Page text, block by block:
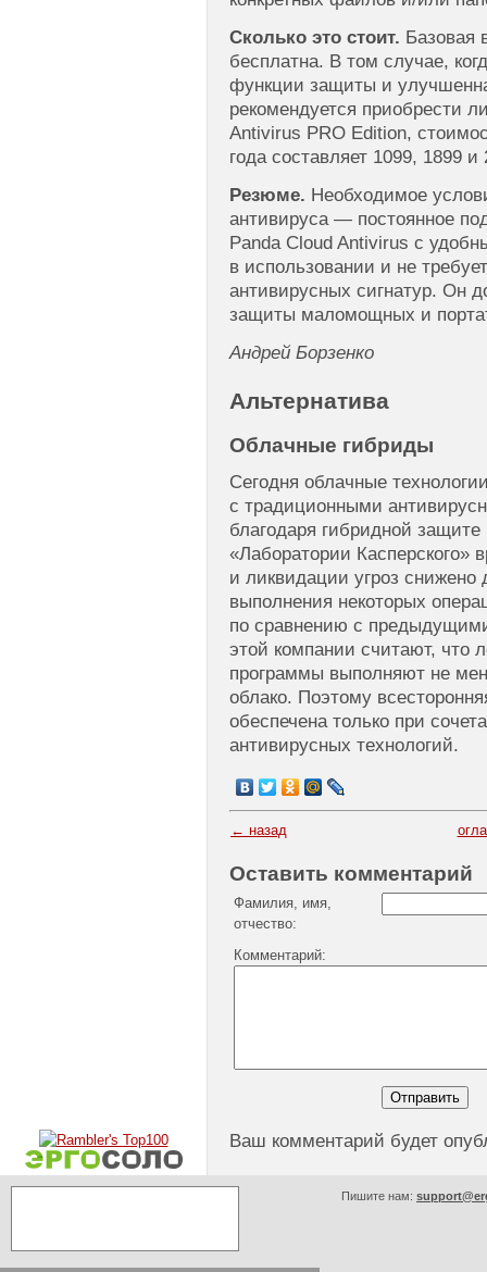
Сколько это стоит. Базовая
бесплатна. В том случае,
функции защиты и
рекомендуется приобрести
Antivirus PRO Edition,
года составляет 1099, 1899
Резюме. Необходимое
антивируса — постоянное
Panda Cloud Antivirus с
в использовании и не
антивирусных сигнатур. Он
защиты маломощных и
Андрей Борзенко
Альтернатива
Облачные гибриды
Сегодня облачные
с традиционными
благодаря гибридной
«Лаборатории Касперского»
и ликвидации угроз снижено
выполнения некоторых
по сравнению с
этой компании считают, что
программы выполняют не
облако. Поэтому
обеспечена только при
антивирусных технологий.
← назад
Оставить комментарий
Фамилия, имя,
отчество:
Комментарий:
Ваш комментарий будет
Пишите нам: